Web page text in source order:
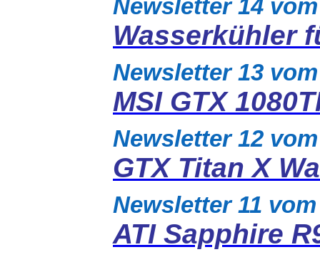
Newsletter 14
Wasserkühler
Newsletter 13
MSI GTX
Newsletter 12
GTX Titan X
Newsletter 11
ATI Sapphire